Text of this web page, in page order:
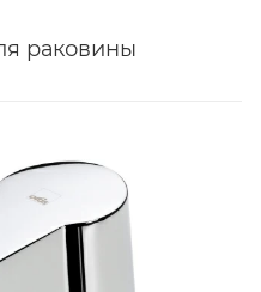
раковины